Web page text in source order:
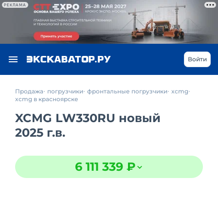
РЕКЛАМА
Войти
Продажа погрузчики фронтальные погрузчики xcmg
xcmg в красноярске
XCMG LW330RU новый
2025 г.в.
6 111 339 ₽